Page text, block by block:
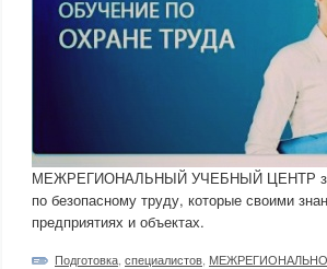
МЕЖРЕГИОНАЛЬНЫЙ УЧЕБНЫЙ ЦЕНТР за
по безопасному труду, которые своими
предприятиях и объектах.
Подготовка специалистов